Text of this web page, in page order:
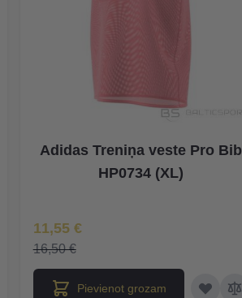
Adidas Treniņa veste Pro Bib
HP0734 (XL)
Īpaša Cena
11,55 €
16,50 €
Pievienot grozam